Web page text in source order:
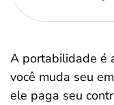
A portabilidade é
você muda seu
ele paga seu